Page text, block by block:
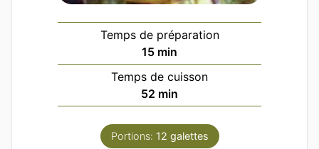
Temps de préparation
15minutes
min
Temps de cuisson
52 minutes
min
Portions: 12 galettes